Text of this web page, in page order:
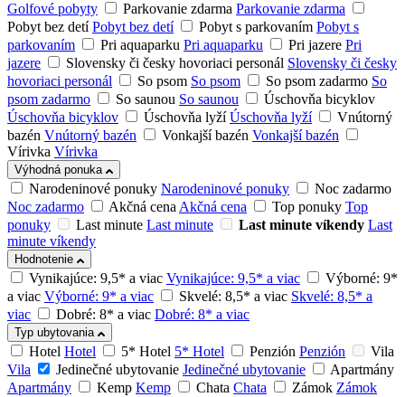
Golfové pobyty
Parkovanie zdarma Parkovanie zdarma
Pobyt bez detí Pobyt bez detí Pobyt s parkovaním Pobyt s
parkovaním
Pri aquaparku Pri aquaparku Pri jazere Pri
jazere
Slovensky či česky hovoriaci personál Slovensky či česky
hovoriaci personál
So psom So psom So psom zadarmo So
psom zadarmo
So saunou So saunou
Úschovňa bicyklov
Úschovňa bicyklov
Úschovňa lyží Úschovňa lyží
Vnútorný
bazén Vnútorný bazén Vonkajší bazén Vonkajší bazén
Vírivka Vírivka
Výhodná ponuka
Narodeninové ponuky Narodeninové ponuky
Noc zadarmo
Noc zadarmo
Akčná cenaAkčná cena Top ponuky Top
ponuky
Last minute Last minute Last minute víkendy Last
minute víkendy
Hodnotenie
Vynikajúce: 9,5* a viac Vynikajúce: 9,5* a viac
Výborné: 9*
a viac Výborné: 9* a viac Skvelé: 8,5* a viac Skvelé: 8,5* a
viac
Dobré: 8* a viac Dobré: 8* a viac
Typ ubytovania
Hotel Hotel 5* Hotel 5* Hotel Penzión Penzión
Vila
Vila
Jedinečné ubytovanie Jedinečné ubytovanie
Apartmány
Apartmány
Kemp Kemp Chata Chata Zámok Zámok